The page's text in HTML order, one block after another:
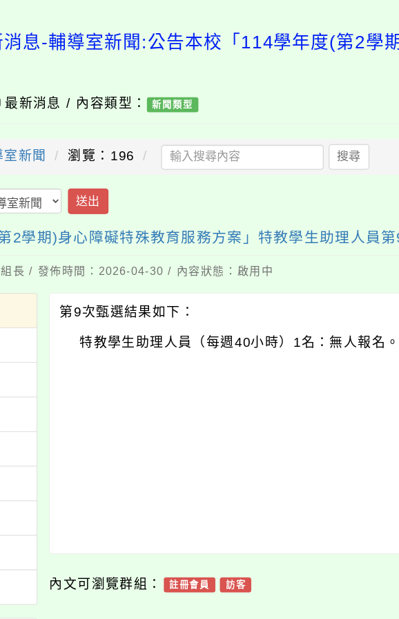
消息-輔導室新聞:公告本校「114學年度(第2學
最新消息 / 內容類型： 新聞類型
室新聞 瀏覽：196 搜尋
送出
2學期)身心障礙特殊教育服務方案」特教學生助理人員
長 / 發佈時間：2026-04-30 / 內容狀態：啟用中
第 9次甄選結果如下：
特教學生助理人員（每週40小時） 1名：無人報名
內文可瀏覽群組： 註冊會員 訪客